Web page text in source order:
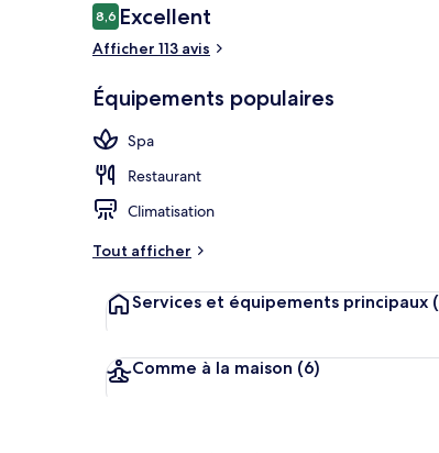
Avis
voyageurs
8,68,6 sur 10
Excellent
Afficher 113 avis
Équipements populaires
Spa
Restaurant
Climatisation
Tout afficher
Services et équipements principaux
Comme à la maison (6)